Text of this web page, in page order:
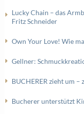
Lucky Chain – das
Fritz Schneider
Own Your Love! Wie
Gellner:
BUCHERER zieht um
Bucherer unterstützt